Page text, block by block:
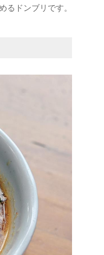
るドンブリです。